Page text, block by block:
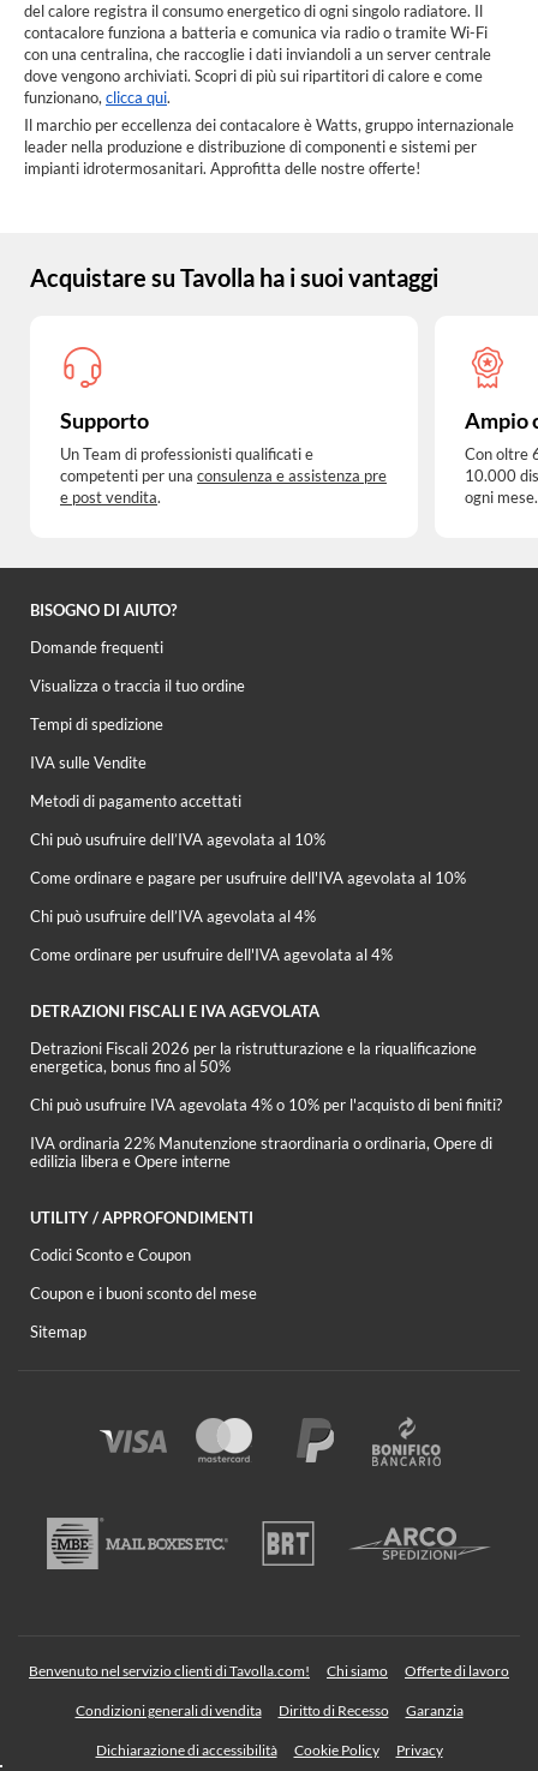
del calore registra il consumo energetico di ogni singolo radiatore. Il
contacalore funziona a batteria e comunica via radio o tramite Wi-Fi
con una centralina, che raccoglie i dati inviandoli a un server centrale
dove vengono archiviati. Scopri di più sui ripartitori di calore e come
funzionano, clicca qui.
Il marchio per eccellenza dei contacalore è Watts, gruppo internazionale
leader nella produzione e distribuzione di componenti e sistemi per
impianti idrotermosanitari. Approfitta delle nostre offerte!
Acquistare su Tavolla ha i suoi vantaggi
Supporto
Un Team di professionisti qualificati e
competenti per una consulenza e assistenza pre
e post vendita.
Ampio
Con oltre
10.000
ogni mese.
BISOGNO DI AIUTO?
Domande frequenti
Visualizza o traccia il tuo ordine
Tempi di spedizione
IVA sulle Vendite
Metodi di pagamento accettati
Chi può usufruire dell’IVA agevolata al 10%
Come ordinare e pagare per usufruire dell'IVA agevolata al 10%
Chi può usufruire dell’IVA agevolata al 4%
Come ordinare per usufruire dell'IVA agevolata al 4%
DETRAZIONI FISCALI E IVA AGEVOLATA
Detrazioni Fiscali 2026 per la ristrutturazione e la riqualificazione
energetica, bonus fino al 50%
Chi può usufruire IVA agevolata 4% o 10% per l'acquisto di beni finiti?
IVA ordinaria 22% Manutenzione straordinaria o ordinaria, Opere di
edilizia libera e Opere interne
UTILITY / APPROFONDIMENTI
Codici Sconto e Coupon
Coupon e i buoni sconto del mese
Sitemap
Benvenuto nel servizio clienti di Tavolla.com! Chi siamo Offerte di lavoro
Condizioni generali di vendita Diritto di Recesso Garanzia
Dichiarazione di accessibilità Cookie Policy Privacy